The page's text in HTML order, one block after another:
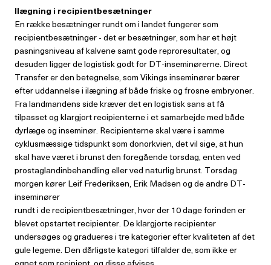
Ilægning i recipientbesætninger
En række besætninger rundt om i landet fungerer som
recipientbesætninger - det er besætninger, som har et højt
pasningsniveau af kalvene samt gode reproresultater, og
desuden ligger de logistisk godt for DT-inseminørerne. Direct
Transfer er den betegnelse, som Vikings inseminører bærer
efter uddannelse i ilægning af både friske og frosne embryoner.
Fra landmandens side kræver det en logistisk sans at få
tilpasset og klargjort recipienterne i et samarbejde med både
dyrlæge og inseminør. Recipienterne skal være i samme
cyklusmæssige tidspunkt som donorkvien, det vil sige, at hun
skal have været i brunst den foregående torsdag, enten ved
prostaglandinbehandling eller ved naturlig brunst. Torsdag
morgen kører Leif Frederiksen, Erik Madsen og de andre DT-
inseminører
rundt i de recipientbesætninger, hvor der 10 dage forinden er
blevet opstartet recipienter. De klargjorte recipienter
undersøges og gradueres i tre kategorier efter kvaliteten af det
gule legeme. Den dårligste kategori tilfalder de, som ikke er